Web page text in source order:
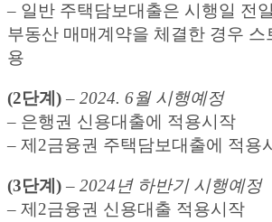
– 일반 주택담보대출은 시행일 전일
부동산 매매계약을 체결한 경우 스
용
(2단계) – 2024. 6월 시행예정
– 은행권 신용대출에 적용시작
– 제2금융권 주택담보대출에 적용
(3단계) – 2024년 하반기 시행예정
– 제2금융권 신용대출 적용시작